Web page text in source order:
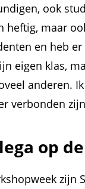
ook
heftig, maar
en heb
eigen klas,
anderen.
verbonden
op
zijn